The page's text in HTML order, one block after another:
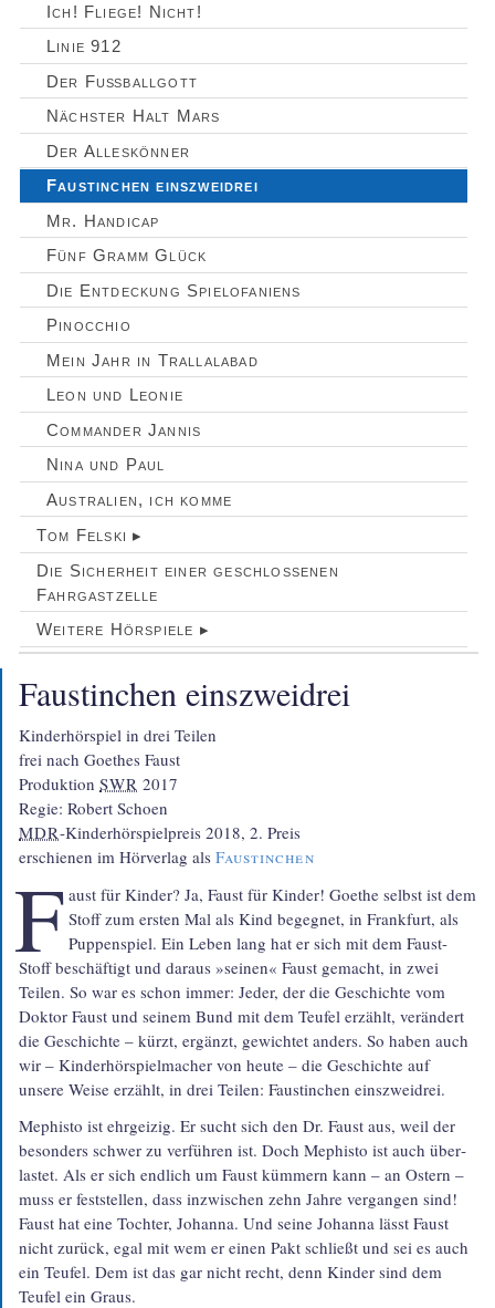
Ich! Fliege! Nicht!
Linie 912
Der Fußballgott
Nächster Halt Mars
Der Alleskönner
Faustinchen einszweidrei
Mr. Handicap
Fünf Gramm Glück
Die Entdeckung Spielofaniens
Pinocchio
Mein Jahr in Trallalabad
Leon und Leonie
Commander Jannis
Nina und Paul
Australien, ich komme
Tom Felski ▸
Die Sicherheit einer geschlossenen
Fahrgastzelle
Weitere Hörspiele ▸
Faustinchen einszweidrei
Kinderhörspiel in drei Teilen
frei nach Goethes Faust
Produktion SWR 2017
MDR-Kinderhörspielpreis 2018, 2. Preis
erschienen im Hörverlag als Faustinchen
F aust für Kinder? Ja, Faust für Kinder! Goethe selbst ist dem
Stoff zum ersten Mal als Kind begegnet, in Frankfurt, als
Puppen­spiel. Ein Leben lang hat er sich mit dem Faust-
Stoff beschäf­tigt und daraus »seinen« Faust gemacht, in zwei
Teilen. So war es schon immer: Jeder, der die Geschichte vom
Doktor Faust und seinem Bund mit dem Teufel erzählt, verändert
die Geschichte – kürzt, ergänzt, gewichtet anders. So haben auch
wir – Kinder­hörspiel­macher von heute – die Geschichte auf
unsere Weise erzählt, in drei Teilen: Faustin­chen einszweidrei.
Mephisto ist ehrgeizig. Er sucht sich den Dr. Faust aus, weil der
besonders schwer zu verführen ist. Doch Mephisto ist auch über­
lastet. Als er sich endlich um Faust kümmern kann – an Ostern –
muss er fest­stellen, dass inzwischen zehn Jahre vergangen sind!
Faust hat eine Tochter, Johanna. Und seine Johanna lässt Faust
nicht zurück, egal mit wem er einen Pakt schließt und sei es auch
ein Teufel. Dem ist das gar nicht recht, denn Kinder sind dem
Teufel ein Graus.